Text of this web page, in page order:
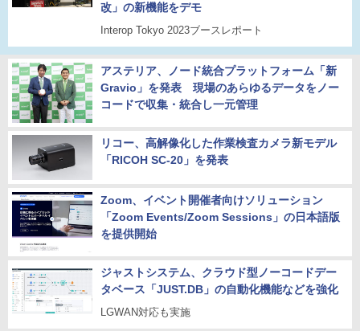
改」の新機能をデモ
Interop Tokyo 2023ブースレポート
アステリア、ノード統合プラットフォーム「新
Gravio」を発表 現場のあらゆるデータをノー
コードで収集・統合し一元管理
リコー、高解像化した作業検査カメラ新モデル
「RICOH SC-20」を発表
Zoom、イベント開催者向けソリューション
「Zoom Events/Zoom Sessions」の日本語版
を提供開始
ジャストシステム、クラウド型ノーコードデー
タベース「JUST.DB」の自動化機能などを強化
LGWAN対応も実施